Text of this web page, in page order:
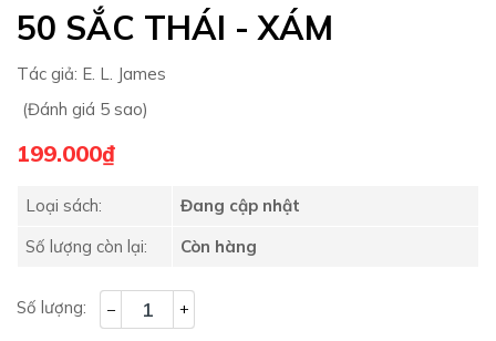
50 SẮC THÁI - XÁM
Tác giả: E. L. James
(Đánh giá 5 sao)
199.000₫
Loại sách:
Đang cập nhật
Số lượng còn lại:
Còn hàng
Số lượng: – +